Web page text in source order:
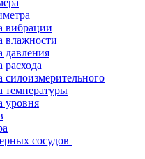
вибрации
влажности
давления
расхода
силоизмерительного
температуры
уровня
сосудов